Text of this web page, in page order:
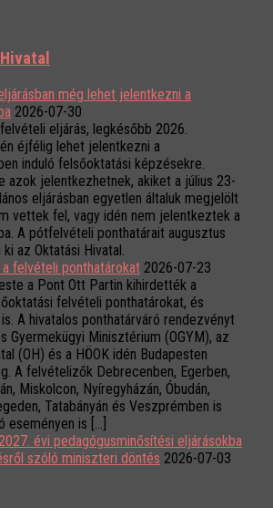
még lehet jelentkezni a
2026-07-30
eljárás, legkésőbb 2026.
éjfélig lehet jelentkezni a
induló felsőoktatási képzésekre.
azok jelentkezhetnek, akiket a július 23-
eljárásban egyetlen általuk megjelölt
vettek fel, vagy idén nem jelentkeztek a
A pótfelvételi ponthatárait augusztus
az Oktatási Hivatal.
felvételi ponthatárokat 2026-07-23
a Pont Ott Partin kihirdették a
felvételi ponthatárokat, és
A hivatalos ponthatárváró rendezvényt
Gyermekügyi Minisztérium (OGYM), az
(OH) és a HÖOK idén Budapesten
A felvételizők Debrecenben, Egerben,
Miskolcon, Nyíregyházán, Óbudán,
Tatabányán és Veszprémben is
eseményen is […]
évi pedagógusminősítési eljárásokba
szóló miniszteri döntés 2026-07-03